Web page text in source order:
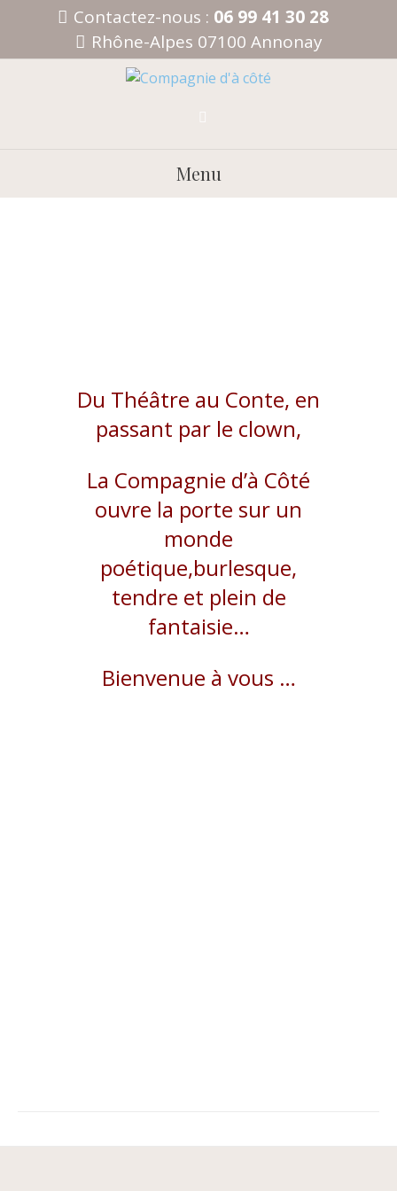
Contactez-nous : 06 99 41 30 28
Rhône-Alpes 07100 Annonay
Menu
Du Théâtre au Conte, en
passant par le clown,
La Compagnie d’à Côté
ouvre la porte sur un
monde
poétique,burlesque,
tendre et plein de
fantaisie…
Bienvenue à vous …